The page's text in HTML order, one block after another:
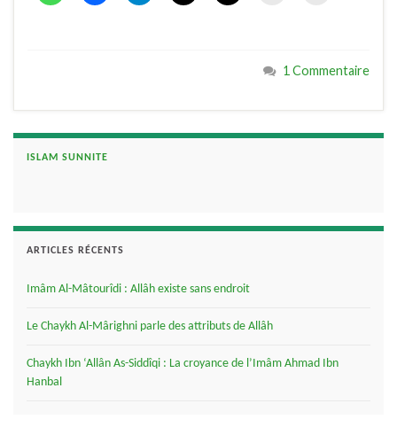
1 Commentaire
ISLAM SUNNITE
ARTICLES RÉCENTS
Imâm Al-Mâtourîdi : Allâh existe sans endroit
Le Chaykh Al-Mârighni parle des attributs de Allâh
Chaykh Ibn ‘Allân As-Siddîqi : La croyance de l’Imâm Ahmad Ibn
Hanbal